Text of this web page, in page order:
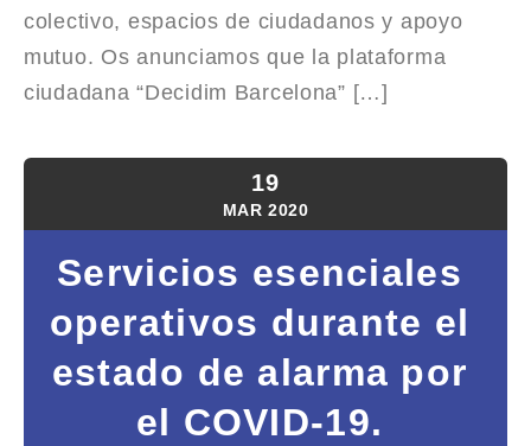
colectivo, espacios de ciudadanos y apoyo
mutuo. Os anunciamos que la plataforma
ciudadana “Decidim Barcelona” […]
19
MAR 2020
Servicios esenciales
operativos durante el
estado de alarma por
el COVID-19.